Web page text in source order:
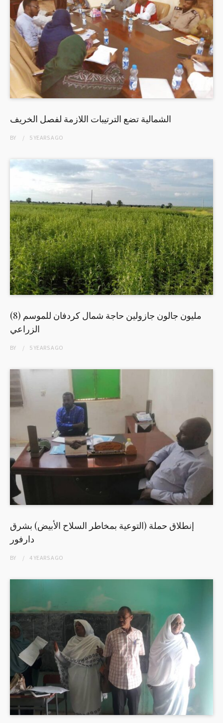
الشمالية تضع الترتيبات اللازمة لفصل الخريف
BY 5 YEARSAGO
(8) مليون جالون جازولين حاجة شمال كردفان للموسم
الزراعي
BY 5 YEARSAGO
إنطلاق حملة (التوعية بمخاطر السلاح الأبيض) بشرق
دارفور
BY 4 YEARSAGO